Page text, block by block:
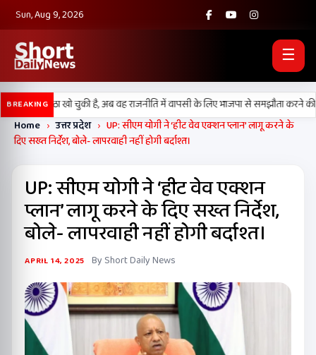
Sun, Aug 9, 2026
☰
BREAKING
प्रतिष्ठा खो चुकी है, अब वह राजनीति में वापसी के लिए भाजपा से समझौता करने की
Home › उत्तर प्रदेश › UP: सीएम योगी ने ‘हीट वेव एक्शन प्लान’ लागू करने के
दिए सख्त निर्देश, बोले- लापरवाही नहीं होगी बर्दाश्त।
UP: सीएम योगी ने ‘हीट वेव एक्शन
प्लान’ लागू करने के दिए सख्त निर्देश,
बोले- लापरवाही नहीं होगी बर्दाश्त।
APRIL 14, 2025 By Short Daily News